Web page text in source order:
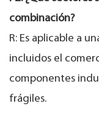
combinación?
R: Es aplicable a
incluidos el
componentes
frágiles.